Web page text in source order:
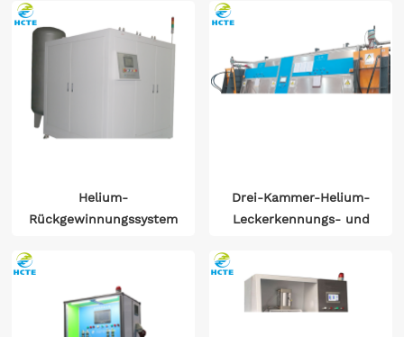
Helium-
Rückgewinnungssystem
Drei-Kammer-Helium-
Leckerkennungs- und